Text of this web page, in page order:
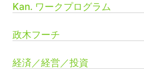
Kan. ワークプログラム
政木フーチ
経済／経営／投資